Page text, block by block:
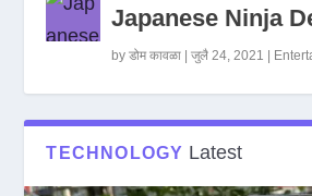
Japanese Ninja
byडोम कावळा |जुलै 24, 2021
TECHNOLOGY Latest